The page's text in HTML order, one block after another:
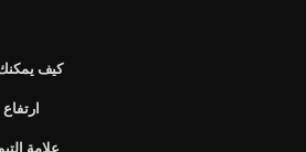
كيف
ارتفاع
علامة